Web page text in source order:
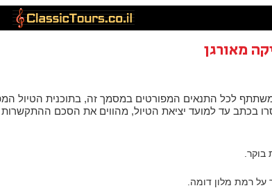
מאורגן
לכל התנאים המפורטים במסמך זה, בתוכנית הטיול
רמת מלון דומה.